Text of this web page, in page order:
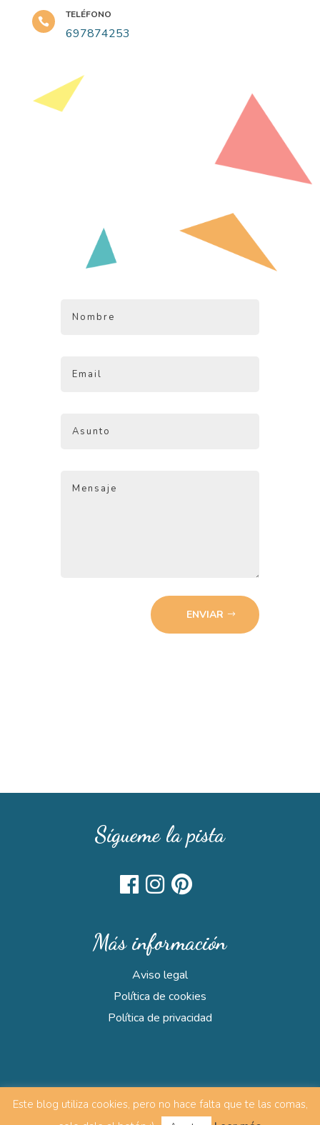

TELÉFONO
697874253
ENVIAR
Sígueme la pista
Más información
Aviso legal
Política de cookies
Política de privacidad
© Eventiara | Diseñado y desarrollado porLidime
Este blog utiliza cookies, pero no hace falta que te las comas,